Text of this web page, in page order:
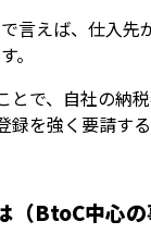
言えば、仕入
。
とで、自社の
録を強く要請す
（BtoC中心